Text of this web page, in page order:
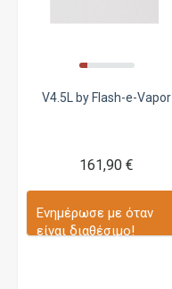
V4.5L by Flash-e-Vapor
161,90 €
Ενημέρωσε με όταν
είναι διαθέσιμο!